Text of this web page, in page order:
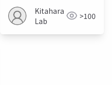
Support Systems for
Non-musicians
Kitahara
Lab
>100